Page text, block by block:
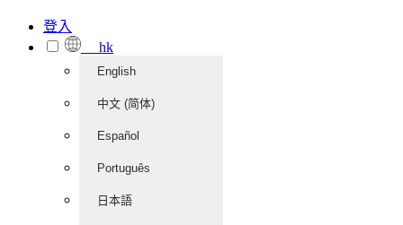
登入
hk
English
中文 (简体)
Español
Português
日本語